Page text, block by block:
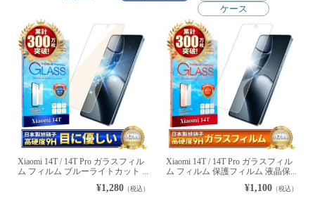
ケース
Xiaomi 14T / 14T Pro ガラスフィル
ム フィルム ブルーライトカット ...
¥1,280（税込）
Xiaomi 14T / 14T Pro ガラスフィル
ム フィルム 保護フィルム 液晶保...
¥1,100 （税込）